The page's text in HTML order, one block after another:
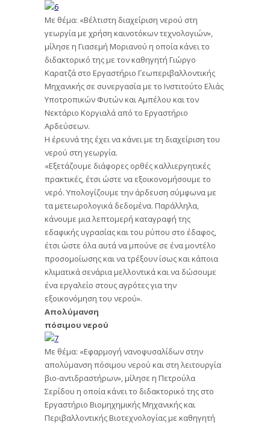
Με θέμα: «Βέλτιστη διαχείριση νερού στη
γεωργία με χρήση καινοτόκων τεχνολογιών»,
μίλησε η Γιασεμή Μοριανού η οποία κάνει το
διδακτορικό της με τον καθηγητή Γιώργο
Καρατζά στο Εργαστήριο Γεωπεριβαλλοντικής
Μηχανικής σε συνεργασία με το Ινστιτούτο Ελιάς
Υποτροπικών Φυτών και Αμπέλου και τον
Νεκτάριο Κοργιαλά από το Εργαστήριο
Αρδεύσεων.
Η έρευνά της έχει να κάνει με τη διαχείριση του
νερού στη γεωργία.
«Εξετάζουμε διάφορες ορθές καλλιεργητικές
πρακτικές, έτσι ώστε να εξοικονομήσουμε το
νερό. Υπολογίζουμε την άρδευση σύμφωνα με
τα μετεωρολογικά δεδομένα. Παράλληλα,
κάνουμε μια λεπτομερή καταγραφή της
εδαφικής υγρασίας και του ρύπου στο έδαφος,
έτσι ώστε όλα αυτά να μπούνε σε ένα μοντέλο
προσομοίωσης και να τρέξουν ίσως και κάποια
κλιματικά σενάρια μελλοντικά και να δώσουμε
ένα εργαλείο στους αγρότες για την
εξοικονόμηση του νερού».
Απολύμανση
πόσιμου νερού
Με θέμα: «Εφαρμογή νανοφυσαλίδων στην
απολύμανση πόσιμου νερού και στη λειτουργία
βιο-αντιδραστήρων», μίλησε η Πετρούλα
Σερίδου η οποία κάνει το διδακτορικό της στο
Εργαστήριο Βιομηχημικής Μηχανικής και
Περιβαλλοντικής Βιοτεχνολογίας με καθηγητή